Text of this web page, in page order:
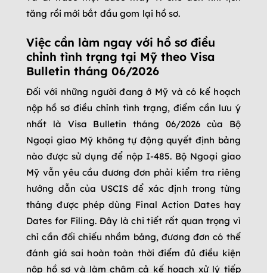
tăng rồi mới bắt đầu gom lại hồ sơ.
Việc cần làm ngay với hồ sơ điều
chỉnh tình trạng tại Mỹ theo Visa
Bulletin tháng 06/2026
Đối với những người đang ở Mỹ và có kế hoạch
nộp hồ sơ điều chỉnh tình trạng, điểm cần lưu ý
nhất là Visa Bulletin tháng 06/2026 của Bộ
Ngoại giao Mỹ không tự động quyết định bảng
nào được sử dụng để nộp I-485. Bộ Ngoại giao
Mỹ vẫn yêu cầu đương đơn phải kiểm tra riêng
hướng dẫn của USCIS để xác định trong từng
tháng được phép dùng Final Action Dates hay
Dates for Filing. Đây là chi tiết rất quan trọng vì
chỉ cần đối chiếu nhầm bảng, đương đơn có thể
đánh giá sai hoàn toàn thời điểm đủ điều kiện
nộp hồ sơ và làm chậm cả kế hoạch xử lý tiếp